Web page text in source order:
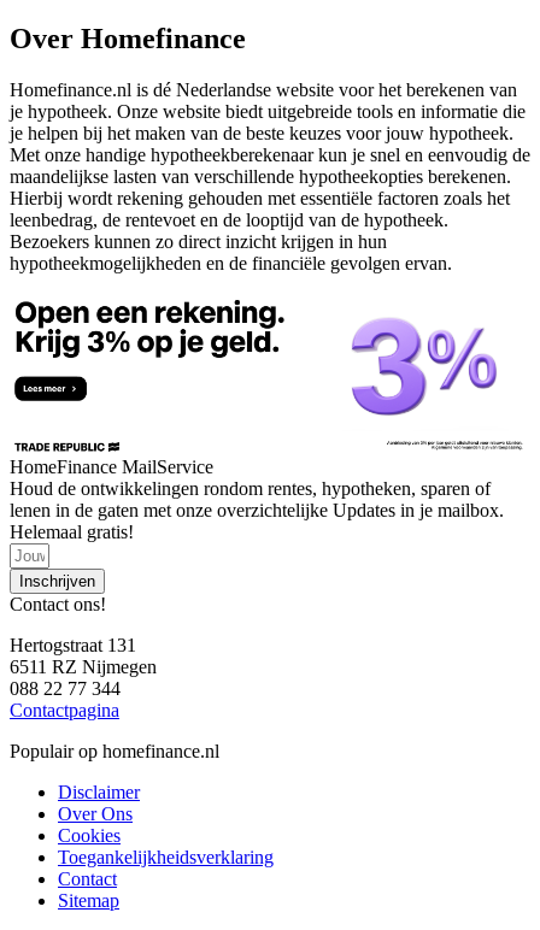
Over Homefinance
Homefinance.nl is dé Nederlandse website voor het berekenen van
je hypotheek. Onze website biedt uitgebreide tools en informatie die
je helpen bij het maken van de beste keuzes voor jouw hypotheek.
Met onze handige hypotheekberekenaar kun je snel en eenvoudig de
maandelijkse lasten van verschillende hypotheekopties berekenen.
Hierbij wordt rekening gehouden met essentiële factoren zoals het
leenbedrag, de rentevoet en de looptijd van de hypotheek.
Bezoekers kunnen zo direct inzicht krijgen in hun
hypotheekmogelijkheden en de financiële gevolgen ervan.
HomeFinance MailService
Houd de ontwikkelingen rondom rentes, hypotheken, sparen of
lenen in de gaten met onze overzichtelijke Updates in je mailbox.
Helemaal gratis!
Inschrijven
Contact ons!
Hertogstraat 131
6511 RZ Nijmegen
088 22 77 344
Contactpagina
Populair op homefinance.nl
Disclaimer
Over Ons
Cookies
Toegankelijkheidsverklaring
Contact
Sitemap